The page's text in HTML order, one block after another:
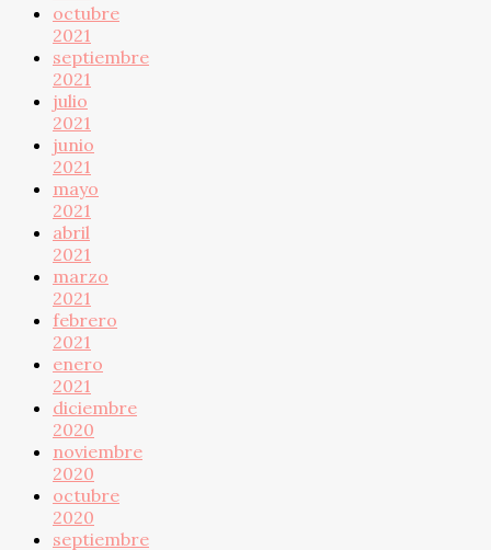
octubre
2021
septiembre
2021
julio
2021
junio
2021
mayo
2021
abril
2021
marzo
2021
febrero
2021
enero
2021
diciembre
2020
noviembre
2020
octubre
2020
septiembre